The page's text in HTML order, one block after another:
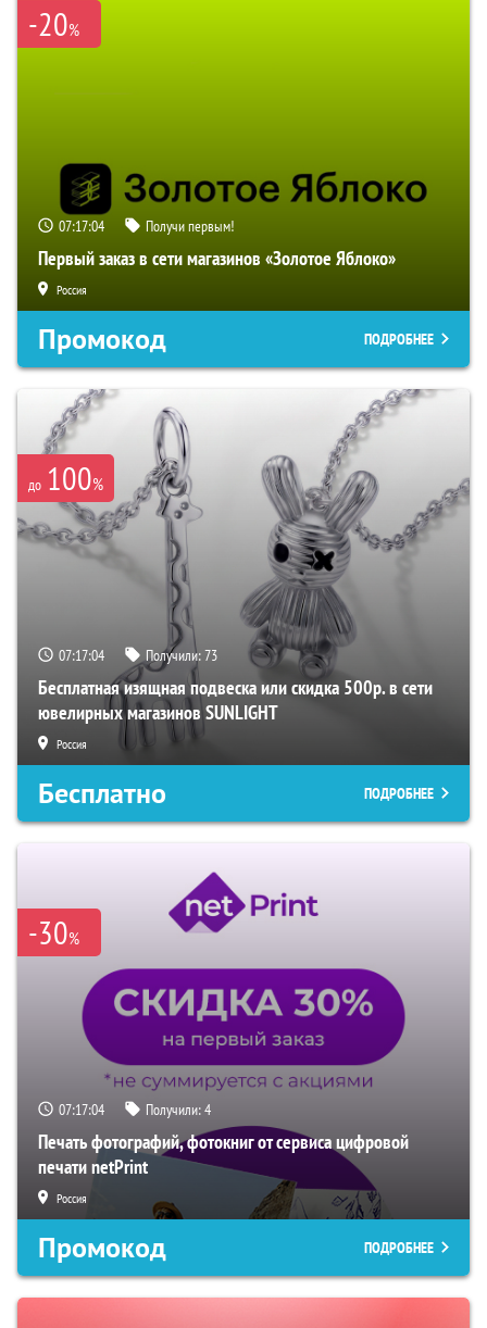
-20%
07:17:03 Получи первым!
Первый заказ в сети магазинов «Золотое Яблоко»
Россия
Промокод ПОДРОБНЕЕ
до 100%
07:17:03 Получили:73
Бесплатная изящная подвеска или скидка 500р. в сети
ювелирных магазинов SUNLIGHT
Россия
Бесплатно ПОДРОБНЕЕ
-30%
07:17:03 Получили:4
Печать фотографий, фотокниг от сервиса цифровой
печати netPrint
Россия
Промокод ПОДРОБНЕЕ